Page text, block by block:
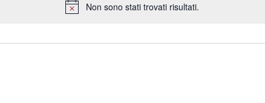
Notice
Non sono stati trovati risultati.